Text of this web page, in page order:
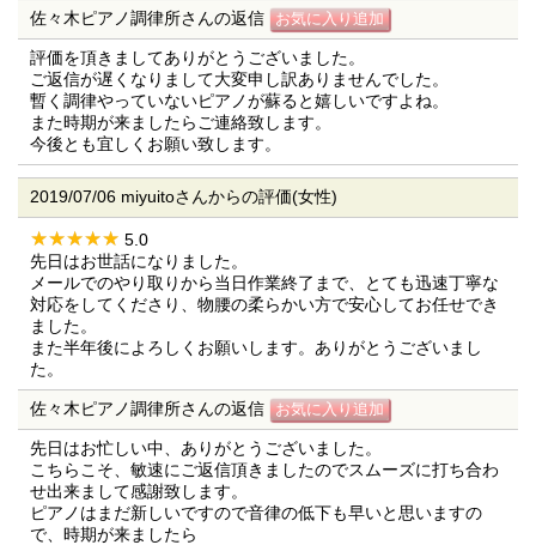
佐々木ピアノ調律所さんの返信
評価を頂きましてありがとうございました。
ご返信が遅くなりまして大変申し訳ありませんでした。
暫く調律やっていないピアノが蘇ると嬉しいですよね。
また時期が来ましたらご連絡致します。
今後とも宜しくお願い致します。
2019/07/06 miyuitoさんからの評価(女性)
5.0
先日はお世話になりました。
メールでのやり取りから当日作業終了まで、とても迅速丁寧な
対応をしてくださり、物腰の柔らかい方で安心してお任せでき
ました。
また半年後によろしくお願いします。ありがとうございまし
た。
佐々木ピアノ調律所さんの返信
先日はお忙しい中、ありがとうございました。
こちらこそ、敏速にご返信頂きましたのでスムーズに打ち合わ
せ出来まして感謝致します。
ピアノはまだ新しいですので音律の低下も早いと思いますの
で、時期が来ましたら